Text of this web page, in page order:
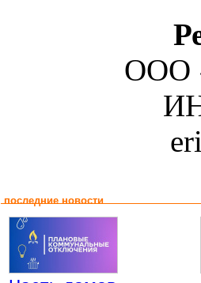
ООО
последние новости